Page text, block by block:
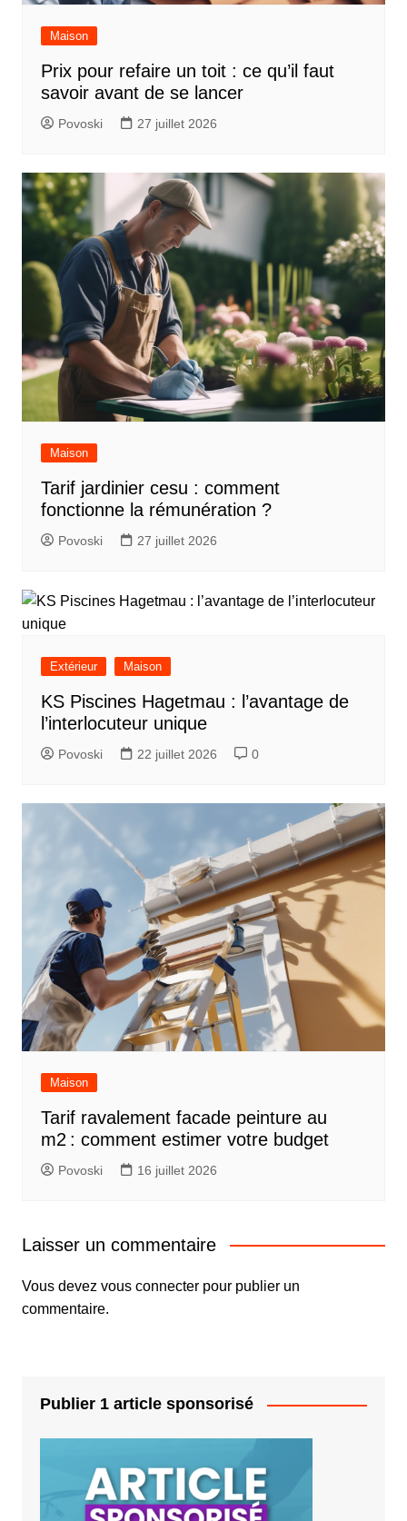
Maison
Prix pour refaire un toit : ce qu’il faut
savoir avant de se lancer
Povoski 27 juillet 2026
Maison
Tarif jardinier cesu : comment
fonctionne la rémunération ?
Povoski 27 juillet 2026
Extérieur Maison
KS Piscines Hagetmau : l’avantage de
l’interlocuteur unique
Povoski 22 juillet 2026 0
Maison
Tarif ravalement facade peinture au
m2 : comment estimer votre budget
Povoski 16 juillet 2026
Laisser un commentaire
Vous devez vous connecterpour publier un
commentaire.
Publier 1 article sponsorisé